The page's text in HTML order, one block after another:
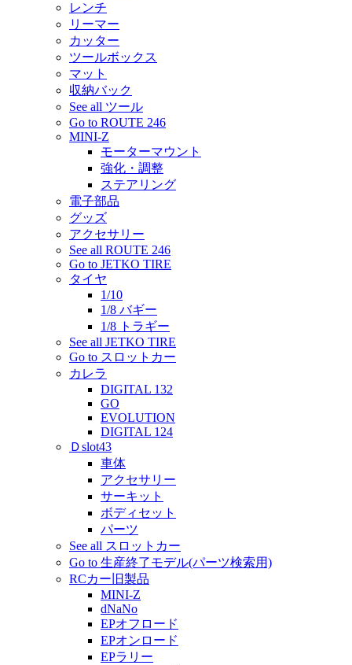
レンチ
リーマー
カッター
ツールボックス
マット
収納バック
See all ツール
Go to ROUTE 246
MINI-Z
モーターマウント
強化・調整
ステアリング
電子部品
グッズ
アクセサリー
See all ROUTE 246
Go to JETKO TIRE
タイヤ
1/10
1/8 バギー
1/8 トラギー
See all JETKO TIRE
Go to スロットカー
カレラ
DIGITAL 132
GO
EVOLUTION
DIGITAL 124
Ｄslot43
車体
アクセサリー
サーキット
ボディセット
パーツ
See all スロットカー
Go to 生産終了モデル(パーツ検索用)
RCカー旧製品
MINI-Z
dNaNo
EPオフロード
EPオンロード
EPラリー